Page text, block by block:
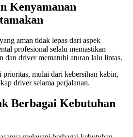
Kenyamanan
aman tidak lepas dari aspek
profesional selalu memastikan
dan driver mematuhi aturan lalu lintas.
prioritas, mulai dari kebersihan kabin,
driver selama perjalanan.
Berbagai Kebutuhan